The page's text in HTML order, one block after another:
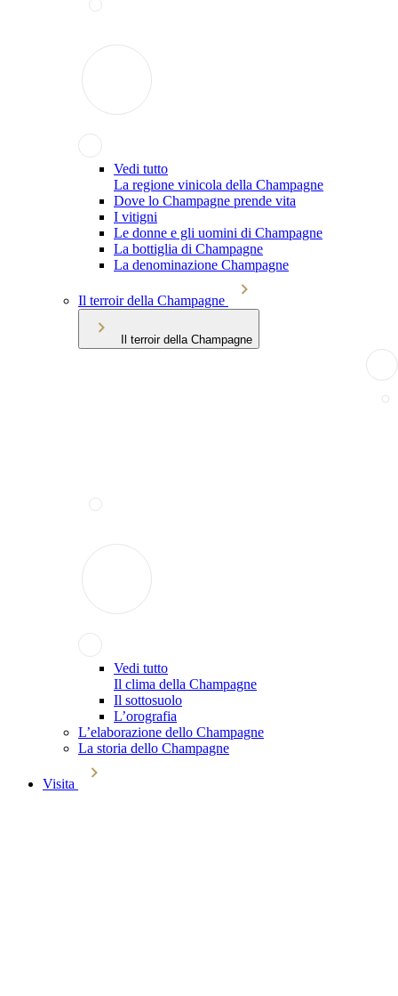
Vedi tutto
La regione vinicola della Champagne
Dove lo Champagne prende vita
I vitigni
Le donne e gli uomini di Champagne
La bottiglia di Champagne
La denominazione Champagne
Il terroir della Champagne
Il terroir della Champagne
Vedi tutto
Il clima della Champagne
Il sottosuolo
L’orografia
L’elaborazione dello Champagne
La storia dello Champagne
Visita